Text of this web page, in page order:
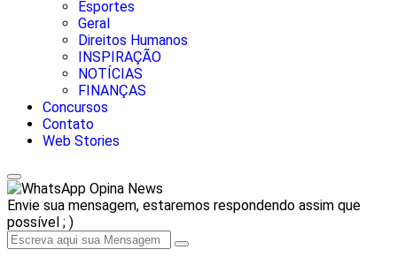
Esportes
Geral
Direitos Humanos
INSPIRAÇÃO
NOTÍCIAS
FINANÇAS
Concursos
Contato
Web Stories
Opina News
Envie sua mensagem, estaremos respondendo assim que
possível ; )